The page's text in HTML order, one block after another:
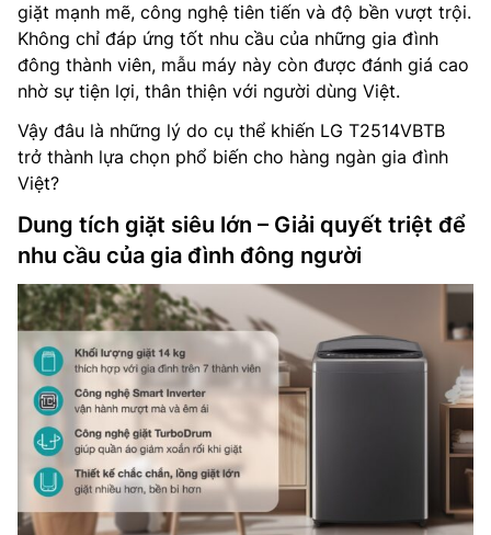
giặt mạnh mẽ, công nghệ tiên tiến và độ bền vượt trội.
Không chỉ đáp ứng tốt nhu cầu của những gia đình
đông thành viên, mẫu máy này còn được đánh giá cao
nhờ sự tiện lợi, thân thiện với người dùng Việt.
Vậy đâu là những lý do cụ thể khiến LG T2514VBTB
trở thành lựa chọn phổ biến cho hàng ngàn gia đình
Việt?
Dung tích giặt siêu lớn – Giải quyết triệt để
nhu cầu của gia đình đông người